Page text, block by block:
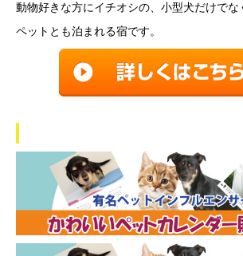
動物好きな方にイチオシの、小型犬だけで
ペットとも泊まれる宿です。